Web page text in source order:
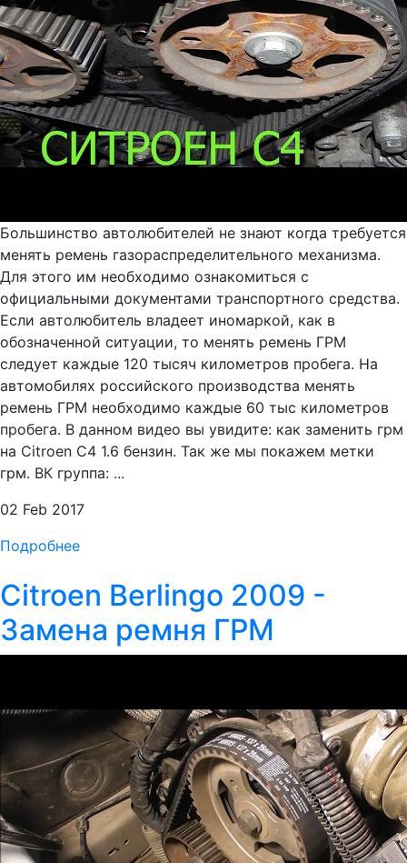
Большинство автолюбителей не знают когда требуется
менять ремень газораспределительного механизма.
Для этого им необходимо ознакомиться с
официальными документами транспортного средства.
Если автолюбитель владеет иномаркой, как в
обозначенной ситуации, то менять ремень ГРМ
следует каждые 120 тысяч километров пробега. На
автомобилях российского производства менять
ремень ГРМ необходимо каждые 60 тыс километров
пробега. В данном видео вы увидите: как заменить грм
на Citroen C4 1.6 бензин. Так же мы покажем метки
грм. ВК группа: ...
02 Feb 2017
Подробнее
Citroen Berlingo 2009 -
Замена ремня ГРМ